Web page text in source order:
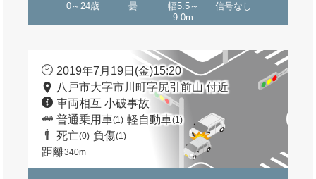
0～24歳 曇
幅5.5～
9.0m
信号なし
2019年7月19日(金)15:20
八戸市大字市川町字尻引前山 付近
車両相互 小破事故
普通乗用車(1) 軽自動車(1)
死亡(0) 負傷(1)
距離340m